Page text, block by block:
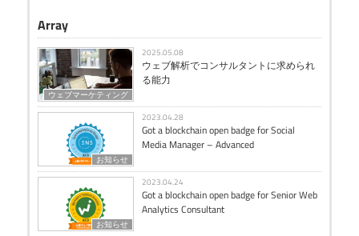
Array
ウェブマーケティング
2025.05.08
ウェブ解析でコンサルタントに求められ
る能力
お知らせ
2023.04.28
Got a blockchain open badge for Social
Media Manager – Advanced
お知らせ
2023.04.24
Got a blockchain open badge for Senior Web
Analytics Consultant